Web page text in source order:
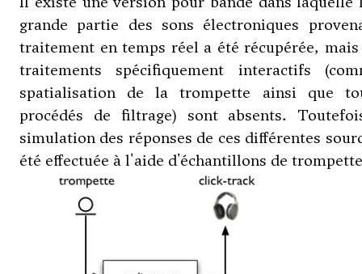
grande partie des sons électroniques
traitement en temps réel a été récupérée,
traitements spécifiquement interactifs
spatialisation de la trompette ainsi que
procédés de filtrage) sont absents.
simulation des réponses de ces différentes
été effectuée à l'aide d'échantillons de